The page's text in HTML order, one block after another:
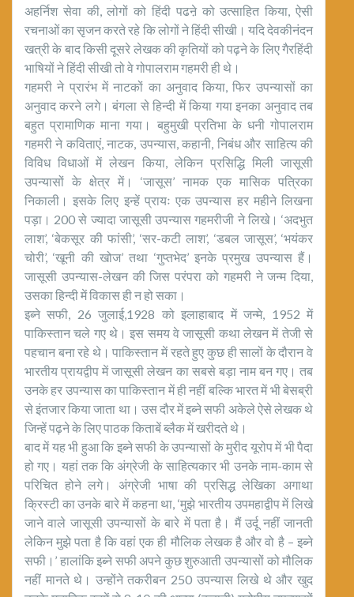
अहर्निश सेवा की, लोगों को हिंदी पढऩे को उत्साहित किया, ऐसी
रचनाओं का सृजन करते रहे कि लोगों ने हिंदी सीखी। यदि देवकीनंदन
खत्री के बाद किसी दूसरे लेखक की कृतियों को पढ़ने के लिए गैरहिंदी
भाषियों ने हिंदी सीखी तो वे गोपालराम गहमरी ही थे।
गहमरी ने प्रारंभ में नाटकों का अनुवाद किया, फिर उपन्यासों का
अनुवाद करने लगे। बंगला से हिन्दी में किया गया इनका अनुवाद तब
बहुत प्रामाणिक माना गया। बहुमुखी प्रतिभा के धनी गोपालराम
गहमरी ने कविताएं, नाटक, उपन्यास, कहानी, निबंध और साहित्य की
विविध विधाओं में लेखन किया, लेकिन प्रसिद्धि मिली जासूसी
उपन्यासों के क्षेत्र में। ‘जासूस’ नामक एक मासिक पत्रिका
निकाली। इसके लिए इन्हें प्रायः एक उपन्यास हर महीने लिखना
पड़ा। 200 से ज्यादा जासूसी उपन्यास गहमरीजी ने लिखे। ‘अदभुत
लाश’, ‘बेकसूर की फांसी’, ‘सर-कटी लाश’, ‘डबल जासूस’, ‘भयंकर
चोरी’, ‘खूनी की खोज’ तथा ‘गुप्तभेद’ इनके प्रमुख उपन्यास हैं।
जासूसी उपन्यास-लेखन की जिस परंपरा को गहमरी ने जन्म दिया,
उसका हिन्दी में विकास ही न हो सका।
इब्ने सफी, 26 जुलाई,1928 को इलाहाबाद में जन्मे, 1952 में
पाकिस्तान चले गए थे। इस समय वे जासूसी कथा लेखन में तेजी से
पहचान बना रहे थे। पाकिस्तान में रहते हुए कुछ ही सालों के दौरान वे
भारतीय प्रायद्वीप में जासूसी लेखन का सबसे बड़ा नाम बन गए। तब
उनके हर उपन्यास का पाकिस्तान में ही नहीं बल्कि भारत में भी बेसब्री
से इंतजार किया जाता था। उस दौर में इब्ने सफी अकेले ऐसे लेखक थे
जिन्हें पढ़ने के लिए पाठक किताबें ब्लैक में खरीदते थे।
बाद में यह भी हुआ कि इब्ने सफी के उपन्यासों के मुरीद यूरोप में भी पैदा
हो गए। यहां तक कि अंग्रेजी के साहित्यकार भी उनके नाम-काम से
परिचित होने लगे। अंग्रेजी भाषा की प्रसिद्ध लेखिका अगाथा
क्रिस्टी का उनके बारे में कहना था, ‘मुझे भारतीय उपमहाद्वीप में लिखे
जाने वाले जासूसी उपन्यासों के बारे में पता है। मैं उर्दू नहीं जानती
लेकिन मुझे पता है कि वहां एक ही मौलिक लेखक है और वो है – इब्ने
सफी।’ हालांकि इब्ने सफी अपने कुछ शुरुआती उपन्यासों को मौलिक
नहीं मानते थे। उन्होंने तकरीबन 250 उपन्यास लिखे थे और खुद